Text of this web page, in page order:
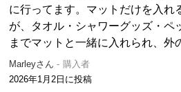
に行ってます。マットだけを入れ
が、タオル・シャワーグッズ・ペ
までマットと一緒に入れられ、外
Marleyさん
購入者
2026年1月2日 に投稿